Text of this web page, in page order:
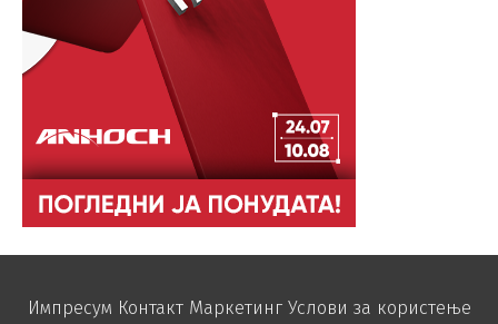
Импресум Контакт Маркетинг Услови за користење